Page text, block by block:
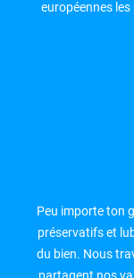
européennes les
Peu importe ton
préservatifs et
du bien. Nous
partagent nos